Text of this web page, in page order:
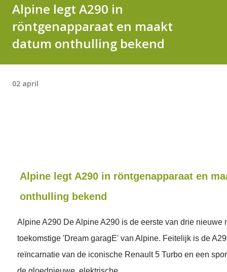
Alpine legt A290 in
röntgenapparaat en maakt
datum onthulling bekend
02 april
Alpine legt A290 in röntgenapparaat en
onthulling bekend
Alpine A290 De Alpine A290 is de eerste van drie nieuwe
toekomstige 'Dream garagE' van Alpine. Feitelijk is de
reïncarnatie van de iconische Renault 5 Turbo en een